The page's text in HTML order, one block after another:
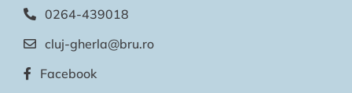
0264-439018
cluj-gherla@bru.ro
Facebook